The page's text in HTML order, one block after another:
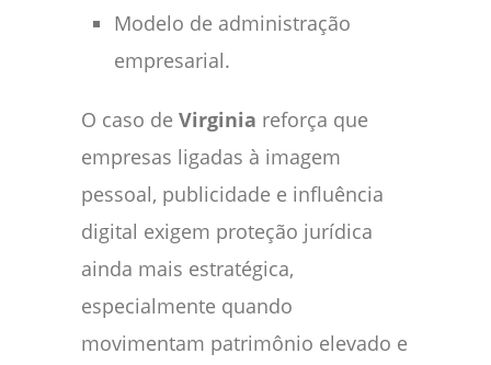
Modelo de administração
empresarial.
O caso de Virginia reforça que
empresas ligadas à imagem
pessoal, publicidade e influência
digital exigem proteção jurídica
ainda mais estratégica,
especialmente quando
movimentam patrimônio elevado e